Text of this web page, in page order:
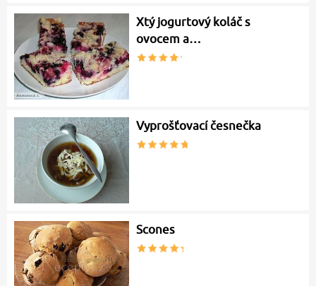
Xtý jogurtový koláč s
ovocem a…
Vyprošťovací česnečka
Scones